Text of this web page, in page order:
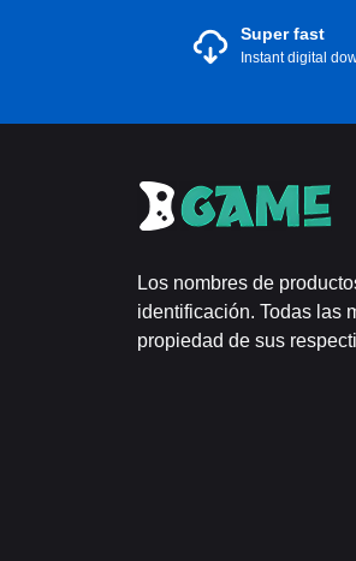
Super fast
Instant digital
Los nombres de
identificación. Todas las
propiedad de sus